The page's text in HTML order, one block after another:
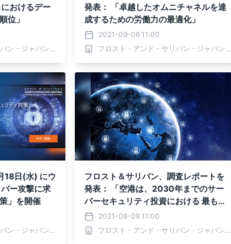
おけるデー
位」
フロスト・アンド・サリバン・ジャパン 株式会社
発表： 「卓越したオムニチャネルを達
成するための労働力の最適化」
2021-09-06 11:00
フロスト・アンド・サリバン・ジャパン 株式会社
18日(水) にウ
ー攻撃に求
」を開催
フロスト・アンド・サリバン・ジャパン 株式会社
フロスト＆サリバン、調査レポートを
発表： 「空港は、2030年までのサー
バーセキュリティ投資における 最も急
速に成長する重要インフラである」
2021-08-09 11:00
フロスト・アンド・サリバン・ジャパン 株式会社